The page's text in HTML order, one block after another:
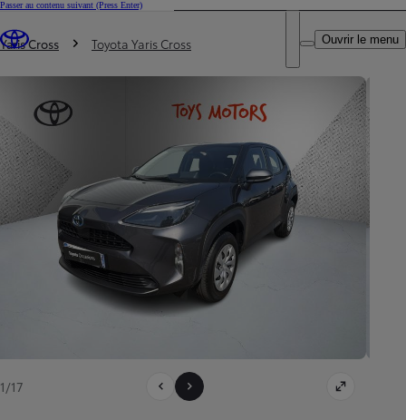
Passer au contenu suivant (Press Enter)
Trouvez un partenaire Toyota
DEALER NAME
Ouvrir le menu
Vous êtes ici
Yaris Cross Toyota Yaris Cross
1/17